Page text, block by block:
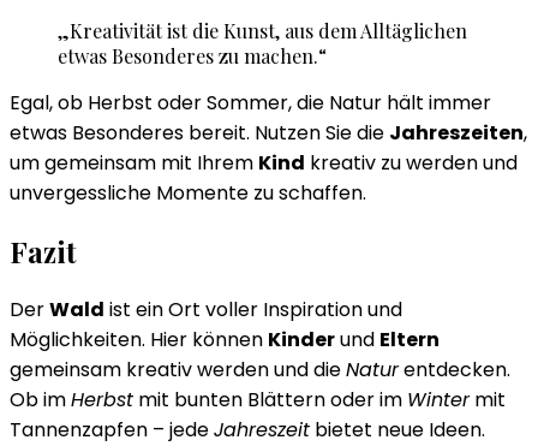
„Kreativität ist die Kunst, aus dem Alltäglichen
etwas Besonderes zu machen.“
Egal, ob Herbst oder Sommer, die Natur hält immer
etwas Besonderes bereit. Nutzen Sie die Jahreszeiten,
um gemeinsam mit Ihrem Kind kreativ zu werden und
unvergessliche Momente zu schaffen.
Fazit
DerWald ist ein Ort voller Inspiration und
Möglichkeiten. Hier können Kinderund Eltern
gemeinsam kreativ werden und dieNaturentdecken.
Ob imHerbst mit bunten Blättern oder im Wintermit
Tannenzapfen – jedeJahreszeit bietet neue Ideen.